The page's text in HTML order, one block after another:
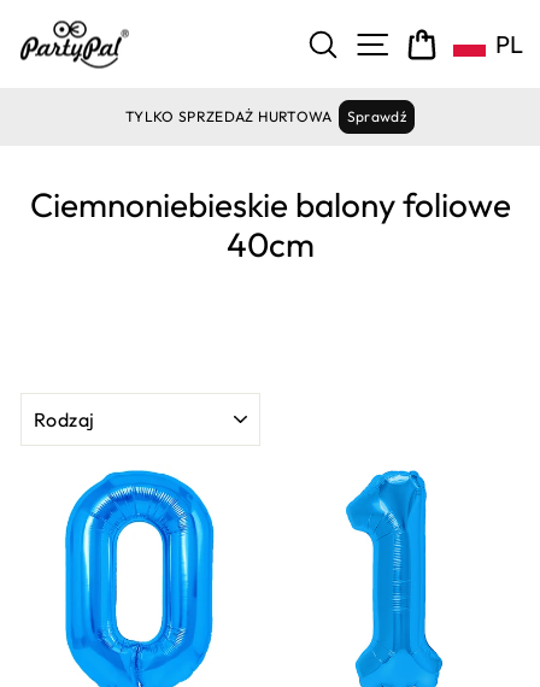
zawartość
SZUKAJNAWIGACJA
KOSZYK
PL
TYLKO SPRZEDAŻ HURTOWA Sprawdź
Ciemnoniebieskie balony foliowe
40cm
RODZAJ